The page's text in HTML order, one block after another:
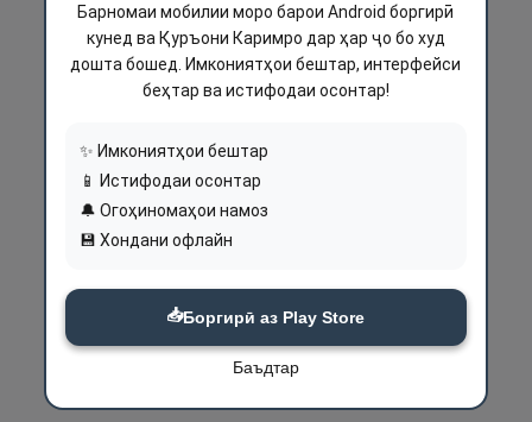
Барномаи мобилии моро барои Android боргирӣ
кунед ва Қуръони Каримро дар ҳар ҷо бо худ
дошта бошед. Имкониятҳои бештар, интерфейси
беҳтар ва истифодаи осонтар!
✨ Имкониятҳои бештар
📱 Истифодаи осонтар
🔔 Огоҳиномаҳои намоз
💾 Хондани офлайн
📥Боргирӣ аз Play Store
Баъдтар